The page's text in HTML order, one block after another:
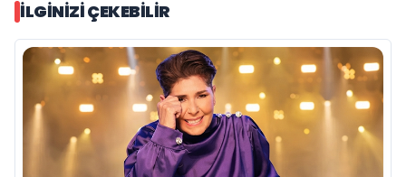
İLGINIZI ÇEKEBILIR